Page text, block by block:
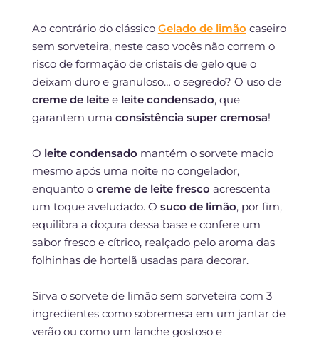
Ao contrário do clássico Gelado de limão caseiro
sem sorveteira, neste caso vocês não correm o
risco de formação de cristais de gelo que o
deixam duro e granuloso… o segredo? O uso de
creme de leitee leite condensado, que
garantem uma consistência super cremosa!
O leite condensado mantém o sorvete macio
mesmo após uma noite no congelador,
enquanto o creme de leite fresco acrescenta
um toque aveludado. O suco de limão, por fim,
equilibra a doçura dessa base e confere um
sabor fresco e cítrico, realçado pelo aroma das
folhinhas de hortelã usadas para decorar.
Sirva o sorvete de limão sem sorveteira com 3
ingredientes como sobremesa em um jantar de
verão ou como um lanche gostoso e